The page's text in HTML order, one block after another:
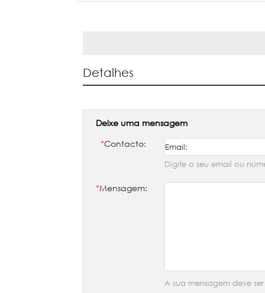
Detalhes
Deixe uma mensagem
*Contacto:
Digite o seu email ou
*Mensagem:
A sua mensagem deve